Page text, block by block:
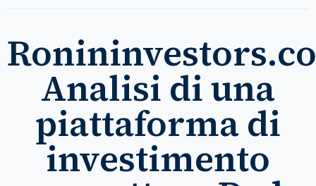
Analisi di una
piattaforma di
investimento